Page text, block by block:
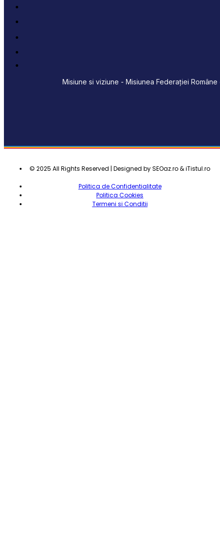
Misiune si viziune - Misiunea Federației
© 2025 All Rights Reserved | Designed by SEOaz.ro & iTistul.ro
Politica de Confidentialitate
Politica Cookies
Termeni si Conditii